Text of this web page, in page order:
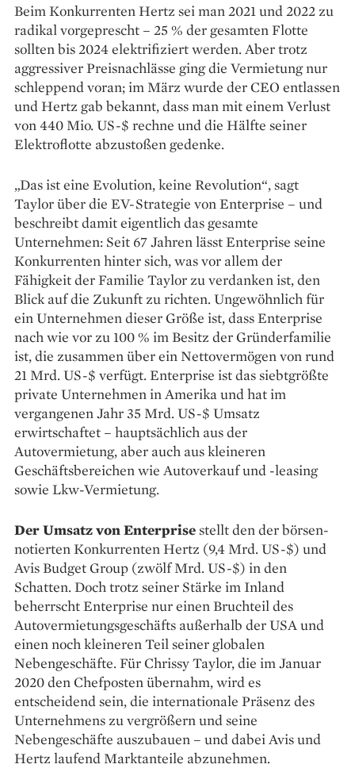
Beim Konkurrenten Hertz sei man 2021 und 2022 zu
radikal vorgeprescht – 25 % der gesamten Flotte
sollten bis 2024 elektrifiziert werden. Aber trotz
aggressiver Preisnachlässe ging die Vermietung nur
schleppend voran; im März wurde der CEO entlassen
und Hertz gab bekannt, dass man mit einem Verlust
von 440 Mio. US-$ rechne und die Hälfte seiner
Elektroflotte abzustoßen gedenke.
„Das ist eine Evolution, keine Revolution“, sagt
Taylor über die EV-Strategie von Enterprise – und
beschreibt damit eigentlich das gesamte
Unternehmen: Seit 67 Jahren lässt Enterprise seine
Konkurrenten hinter sich, was vor allem der
Fähigkeit der Familie Taylor zu verdanken ist, den
Blick auf die Zukunft zu richten. Ungewöhnlich für
ein Unternehmen dieser Größe ist, dass Enterprise
nach wie vor zu 100 % im Besitz der Gründerfamilie
ist, die zusammen über ein Nettovermögen von rund
21 Mrd. US-$ verfügt. Enterprise ist das siebtgrößte
private Unternehmen in Amerika und hat im
vergangenen Jahr 35 Mrd. US-$ Umsatz
erwirtschaftet – hauptsächlich aus der
Autovermietung, aber auch aus kleineren
Geschäftsbereichen wie Autoverkauf und -leasing
sowie Lkw-Vermietung.
Der Umsatz von Enterprisestellt den der börsen­
notierten Konkurrenten Hertz (9,4 Mrd. US-$) und
Avis Budget Group (zwölf Mrd. ­US-$) in den
Schatten. Doch trotz seiner Stärke im Inland
beherrscht Enterprise nur einen Bruchteil des
Autovermietungsgeschäfts außerhalb der USA und
einen noch kleineren Teil seiner globalen
Nebengeschäfte. Für Chrissy Taylor, die im Januar
2020 den Chefposten übernahm, wird es
entscheidend sein, die internationale Präsenz des
Unternehmens zu vergrößern und seine
Nebengeschäfte auszubauen – und dabei Avis und
Hertz laufend Marktanteile abzunehmen.